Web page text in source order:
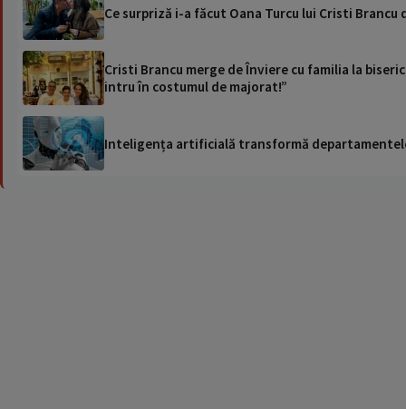
Ce surpriză i-a făcut Oana Turcu lui Cristi
Cristi Brancu merge de Înviere cu familia la
intru în costumul de majorat!”
Inteligența artificială transformă